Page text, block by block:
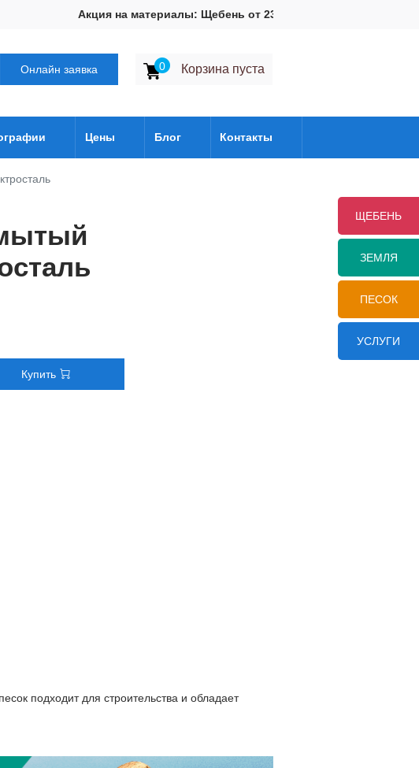
Акция на материалы: Щебень от 2300 руб. м3 : Грунт от 300
0 Корзина пуста
Онлайн заявка
ЩЕБЕНЬ
ЗЕМЛЯ
ПЕСОК
УСЛУГИ
Цены Блог Контакты
Купить
подходит для строительства и обладает